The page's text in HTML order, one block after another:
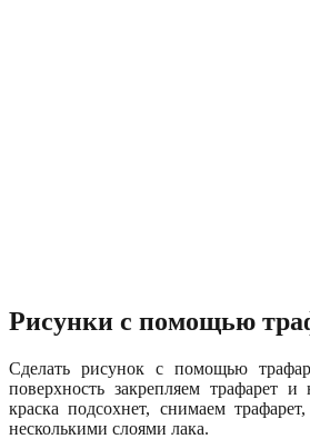
Рисунки с помощью
Сделать рисунок с помощью
поверхность закрепляем трафарет и
краска подсохнет, снимаем
несколькими слоями лака.